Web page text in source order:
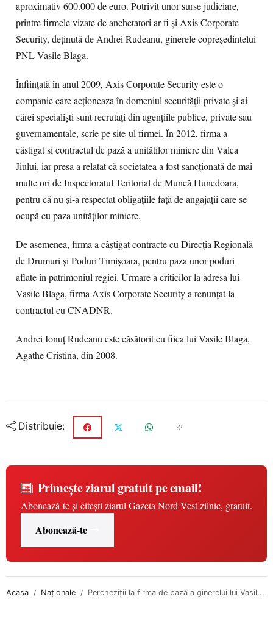
aproximativ 600.000 de euro. Potrivit unor surse judiciare,
printre firmele vizate de anchetatori ar fi şi Axis Corporate
Security, deţinută de Andrei Rudeanu, ginerele copreşedintelui
PNL Vasile Blaga.
Înfiinţată în anul 2009, Axis Corporate Security este o
companie care acţioneaza în domeniul securităţii private şi ai
cărei specialişti sunt recrutaţi din agenţiile publice, private sau
guvernamentale, scrie pe site-ul firmei. În 2012, firma a
câstigat si contractul de pază a unitătilor miniere din Valea
Jiului, iar presa a relatat că societatea a fost sancţionată de mai
multe ori de Inspectoratul Teritorial de Muncă Hunedoara,
pentru că nu şi-a respectat obligaţiile faţă de angajaţii care se
ocupă cu paza unităţilor miniere.
De asemenea, firma a câştigat contracte cu Direcţia Regională
de Drumuri şi Poduri Timişoara, pentru paza unor poduri
aflate în patrimoniul regiei. Urmare a criticilor la adresa lui
Vasile Blaga, firma Axis Corporate Security a renunţat la
contractul cu CNADNR.
Andrei Ionuţ Rudeanu este căsătorit cu fiica lui Vasile Blaga,
Agathe Cristina, din 2008.
Distribuie:
Primește ziarul gratuit pe email!
Abonează-te și citești ziarul Gazeta Nord-Vest zilnic, gratuit.
Abonează-te
Acasa Naționale Percheziţii la firma de pază a ginerelui lui Vasil...